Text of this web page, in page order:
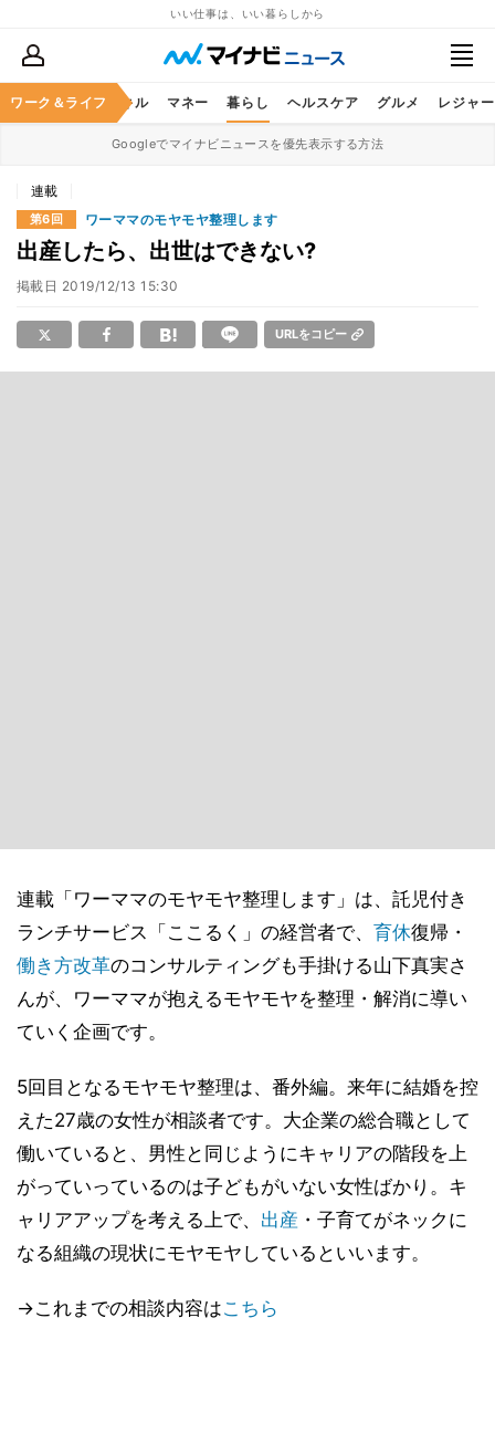
いい仕事は、いい暮らしから
ワーク＆ライフ
ア ビジネススキル マネー 暮らし ヘルスケア グルメ レジャー
Googleでマイナビニュースを優先表示する方法
連載
第6回 ワーママのモヤモヤ整理します
出産したら、出世はできない?
掲載日 2019/12/13 15:30
URLをコピー
連載「ワーママのモヤモヤ整理します」は、託児付き
ランチサービス「ここるく」の経営者で、 育休復帰・
働き方改革のコンサルティングも手掛ける山下真実さ
んが、ワーママが抱えるモヤモヤを整理・解消に導い
ていく企画です。
5回目となるモヤモヤ整理は、番外編。来年に結婚を控
えた27歳の女性が相談者です。大企業の総合職として
働いていると、男性と同じようにキャリアの階段を上
がっていっているのは子どもがいない女性ばかり。キ
ャリアアップを考える上で、 出産 ・子育てがネックに
なる組織の現状にモヤモヤしているといいます。
→これまでの相談内容はこちら